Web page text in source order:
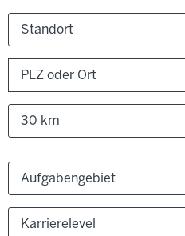
Standort
30 km
Aufgabengebiet
Karrierelevel